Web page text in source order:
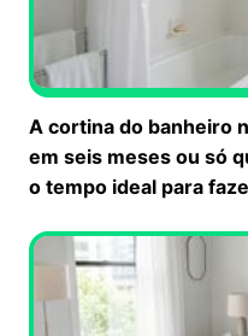
A cortina do banheiro
em seis meses ou só
o tempo ideal para